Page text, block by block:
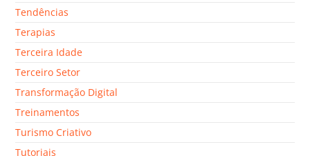
Tendências
Terapias
Terceira Idade
Terceiro Setor
Transformação Digital
Treinamentos
Turismo Criativo
Tutoriais